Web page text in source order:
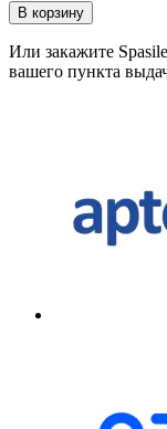
В корзину
Или закажите
вашего пункта